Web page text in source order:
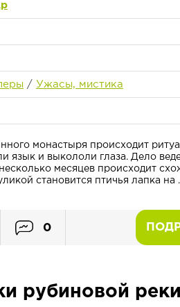
/ Ужасы, мистика
монастыря происходит
язык и выкололи глаза. Дело
месяцев происходит
становится птичья лапка на
0
рубиновой реки